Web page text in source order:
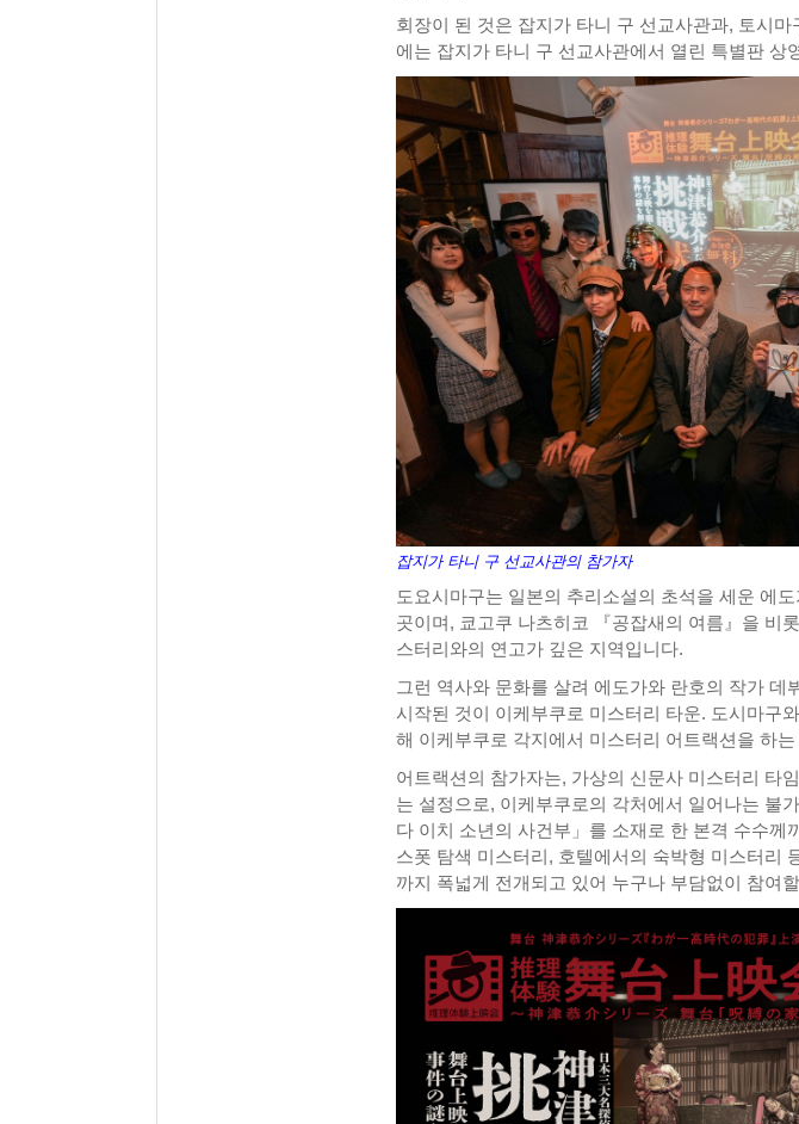
회장이 된 것은 잡지가 타니 구 선교사관과, 토시
에는 잡지가 타니 구 선교사관에서 열린 특별판 상
잡지가 타니 구 선교사관의 참가자
도요시마구는 일본의 추리소설의 초석을 세운 에
곳이며, 쿄고쿠 나츠히코 『공잡새의 여름』을 비
스터리와의 연고가 깊은 지역입니다.
그런 역사와 문화를 살려 에도가와 란호의 작가 데
시작된 것이 이케부쿠로 미스터리 타운. 도시마구
해 이케부쿠로 각지에서 미스터리 어트랙션을 하
어트랙션의 참가자는, 가상의 신문사 미스터리 타
는 설정으로, 이케부쿠로의 각처에서 일어나는 불
다 이치 소년의 사건부」를 소재로 한 본격 수수께
스폿 탐색 미스터리, 호텔에서의 숙박형 미스터리
까지 폭넓게 전개되고 있어 누구나 부담없이 참여